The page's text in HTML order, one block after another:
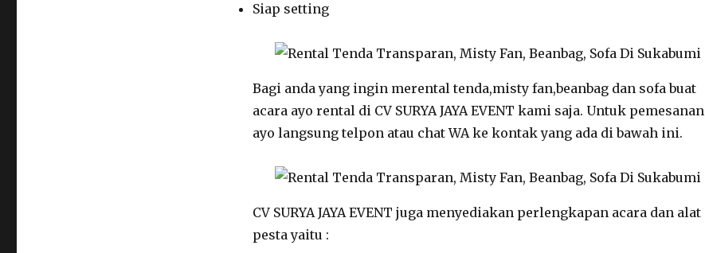
Siap setting
Bagi anda yang ingin merental tenda,misty fan,beanbag dan sofa buat
acara ayo rental di CV SURYA JAYA EVENT kami saja. Untuk pemesanan
ayo langsung telpon atau chat WA ke kontak yang ada di bawah ini.
CV SURYA JAYA EVENT juga menyediakan perlengkapan acara dan alat
pesta yaitu :